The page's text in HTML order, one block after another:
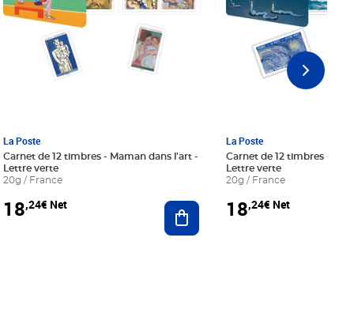
au panier
La Poste
Carnet de 12 timbres - Maman dans l'art -
Lettre verte
20g / France
18,24€ Net Ajouter au panier
La Poste
Carnet de 12 timbres - Le
Lettre verte
20g / France
18,24€ Net